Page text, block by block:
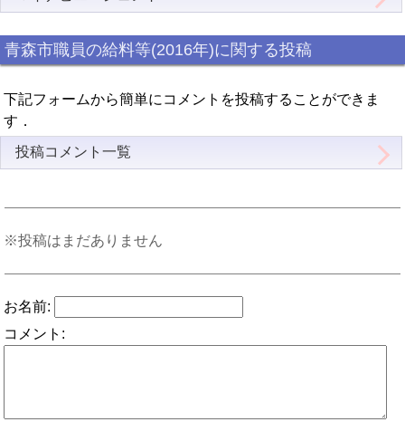
青森市職員の給料等(2016年)に関する投稿
下記フォームから簡単にコメントを投稿することができま
す．
投稿コメント一覧
※投稿はまだありません
お名前:
コメント: